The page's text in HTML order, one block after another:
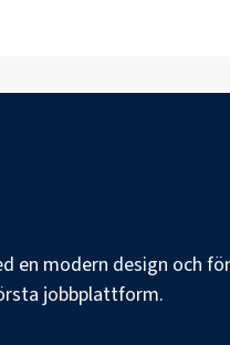
en modern design och
jobbplattform.